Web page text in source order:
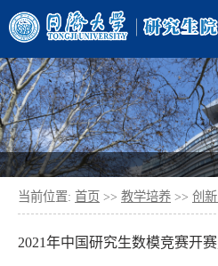
当前位置: 首页 >> 教学培养 >> 创
2021年中国研究生数模竞赛开